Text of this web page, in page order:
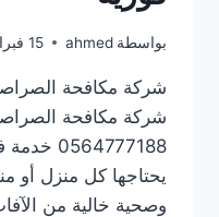
بواسطة ahmed 15 فبراير، 2026
شركة مكافحة
شركة مكافحة
يحتاجها كل منزل أو
وصحية خالية من